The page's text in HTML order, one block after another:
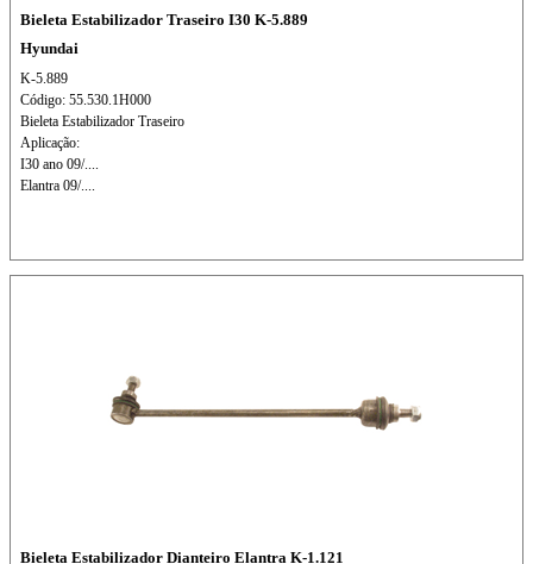
Bieleta Estabilizador Traseiro I30 K-5.889
Hyundai
K-5.889
Código: 55.530.1H000
Bieleta Estabilizador Traseiro
Aplicação:
I30 ano 09/....
Elantra 09/....
Bieleta Estabilizador Dianteiro Elantra K-1.121